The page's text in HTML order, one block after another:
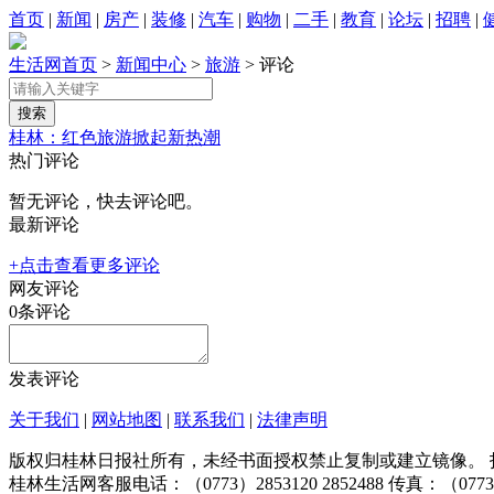
首页 | 新闻 | 房产 | 装修 | 汽车 | 购物 | 二手 | 教育 | 论坛 | 招聘 |
生活网首页 > 新闻中心 > 旅游 > 评论
桂林：红色旅游掀起新热潮
热门评论
暂无评论，快去评论吧。
最新评论
+点击查看更多评论
网友评论
0条评论
发表评论
关于我们 | 网站地图 | 联系我们 | 法律声明
版权归桂林日报社所有，未经书面授权禁止复制或建立镜像。
桂林生活网客服电话：（0773）2853120 2852488 传真：（